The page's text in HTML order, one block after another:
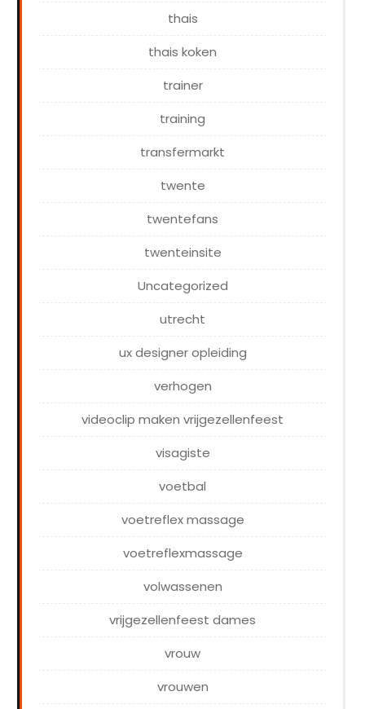
thais
thais koken
trainer
training
transfermarkt
twente
twentefans
twenteinsite
Uncategorized
utrecht
ux designer opleiding
verhogen
videoclip maken vrijgezellenfeest
visagiste
voetbal
voetreflex massage
voetreflexmassage
volwassenen
vrijgezellenfeest dames
vrouw
vrouwen